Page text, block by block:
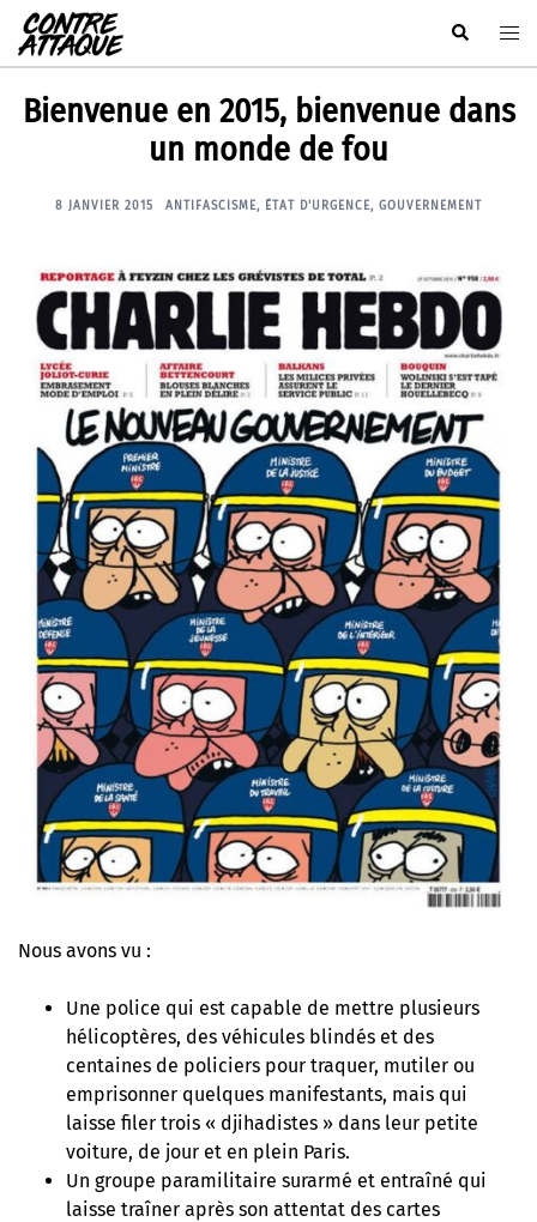
Aller
au
contenu
Rechercher
Bienvenue en 2015, bienvenue dans
un monde de fou
8 JANVIER 2015 ANTIFASCISME, ÉTAT D'URGENCE, GOUVERNEMENT
Nous avons vu :
Une police qui est capable de mettre plusieurs
hélicoptères, des véhicules blindés et des
centaines de policiers pour traquer, mutiler ou
emprisonner quelques manifestants, mais qui
laisse filer trois « djihadistes » dans leur petite
voiture, de jour et en plein Paris.
Un groupe paramilitaire surarmé et entraîné qui
laisse traîner après son attentat des cartes